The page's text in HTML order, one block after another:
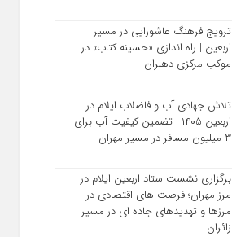
ترویج فرهنگ عاشورایی در مسیر
اربعین | راه‌ اندازی «حسینه کتاب» در
موکب مرکزی دهلران
تلاش جهادی آب و فاضلاب ایلام در
اربعین ۱۴۰۵ | تضمین کیفیت آب برای
۳ میلیون مسافر در مسیر مهران
برگزاری نشست ستاد اربعین ایلام در
مرز مهران؛ فرصت‌ های اقتصادی در
مرزها و تهدیدهای جاده‌ ای در مسیر
زائران